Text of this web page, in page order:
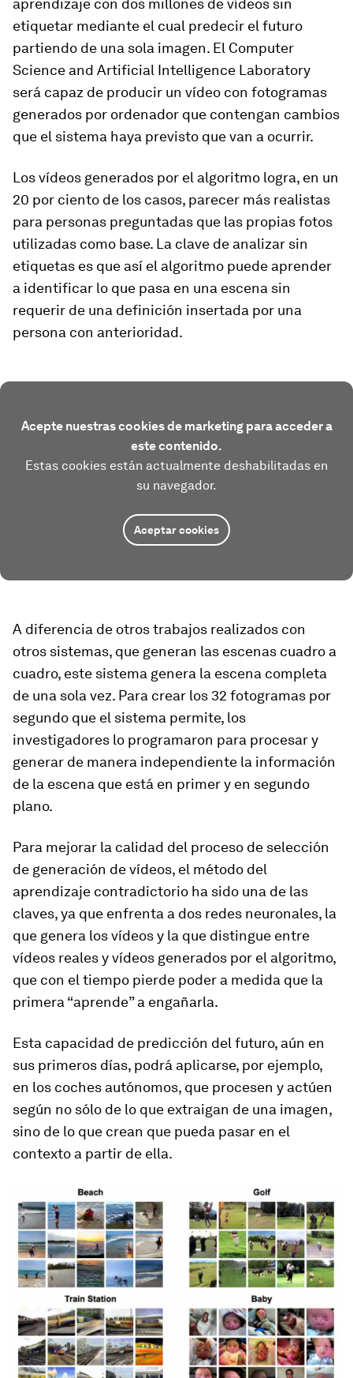
aprendizaje con dos millones de vídeos sin
etiquetar mediante el cual predecir el futuro
partiendo de una sola imagen. El Computer
Science and Artificial Intelligence Laboratory
será capaz de producir un vídeo con fotogramas
generados por ordenador que contengan cambios
que el sistema haya previsto que van a ocurrir.
Los vídeos generados por el algoritmo logra, en un
20 por ciento de los casos, parecer más realistas
para personas preguntadas que las propias fotos
utilizadas como base. La clave de analizar sin
etiquetas es que así el algoritmo puede aprender
a identificar lo que pasa en una escena sin
requerir de una definición insertada por una
persona con anterioridad.
Acepte nuestras cookies de marketing para acceder a
este contenido.
Estas cookies están actualmente deshabilitadas en
su navegador.
Aceptar cookies
A diferencia de otros trabajos realizados con
otros sistemas, que generan las escenas cuadro a
cuadro, este sistema genera la escena completa
de una sola vez. Para crear los 32 fotogramas por
segundo que el sistema permite, los
investigadores lo programaron para procesar y
generar de manera independiente la información
de la escena que está en primer y en segundo
plano.
Para mejorar la calidad del proceso de selección
de generación de vídeos, el método del
aprendizaje contradictorio ha sido una de las
claves, ya que enfrenta a dos redes neuronales, la
que genera los vídeos y la que distingue entre
vídeos reales y vídeos generados por el algoritmo,
que con el tiempo pierde poder a medida que la
primera “aprende” a engañarla.
Esta capacidad de predicción del futuro, aún en
sus primeros días, podrá aplicarse, por ejemplo,
en los coches autónomos, que procesen y actúen
según no sólo de lo que extraigan de una imagen,
sino de lo que crean que pueda pasar en el
contexto a partir de ella.